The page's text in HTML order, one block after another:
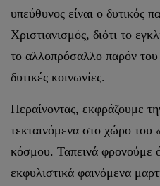
υπεύθυνος είναι ο δυτικός
Χριστιανισμός, διότι το
το αλλοπρόσαλλο παρόν
δυτικές κοινωνίες.
Περαίνοντας, εκφράζουμε
τεκταινόμενα στο χώρο του
κόσμου. Ταπεινά φρονούμε
εκφυλιστικά φαινόμενα